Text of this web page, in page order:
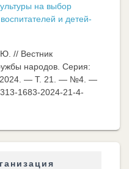
на выбор
и детей-
// Вестник
народов. Серия:
2024. — Т. 21. — №4. —
1683-2024-21-4-